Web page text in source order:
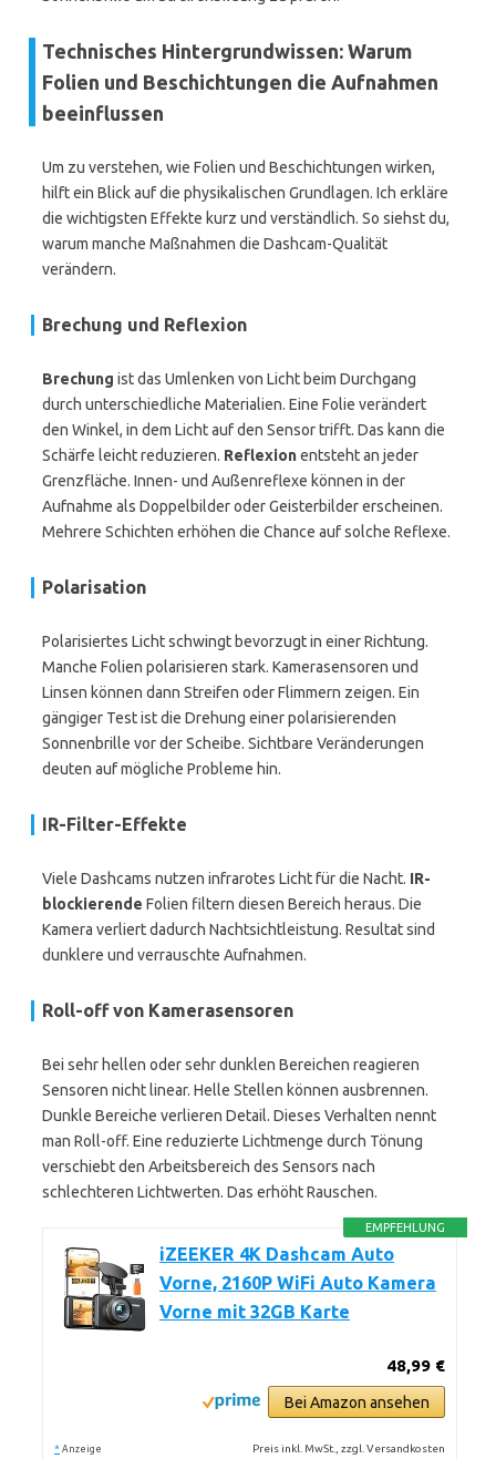
Technisches Hintergrundwissen: Warum
Folien und Beschichtungen die Aufnahmen
beeinflussen
Um zu verstehen, wie Folien und Beschichtungen wirken,
hilft ein Blick auf die physikalischen Grundlagen. Ich erkläre
die wichtigsten Effekte kurz und verständlich. So siehst du,
warum manche Maßnahmen die Dashcam-Qualität
verändern.
Brechung und Reflexion
Brechung ist das Umlenken von Licht beim Durchgang
durch unterschiedliche Materialien. Eine Folie verändert
den Winkel, in dem Licht auf den Sensor trifft. Das kann die
Schärfe leicht reduzieren. Reflexionentsteht an jeder
Grenzfläche. Innen- und Außenreflexe können in der
Aufnahme als Doppelbilder oder Geisterbilder erscheinen.
Mehrere Schichten erhöhen die Chance auf solche Reflexe.
Polarisation
Polarisiertes Licht schwingt bevorzugt in einer Richtung.
Manche Folien polarisieren stark. Kamerasensoren und
Linsen können dann Streifen oder Flimmern zeigen. Ein
gängiger Test ist die Drehung einer polarisierenden
Sonnenbrille vor der Scheibe. Sichtbare Veränderungen
deuten auf mögliche Probleme hin.
IR-Filter-Effekte
Viele Dashcams nutzen infrarotes Licht für die Nacht. IR-
blockierende Folien filtern diesen Bereich heraus. Die
Kamera verliert dadurch Nachtsichtleistung. Resultat sind
dunklere und verrauschte Aufnahmen.
Roll-off von Kamerasensoren
Bei sehr hellen oder sehr dunklen Bereichen reagieren
Sensoren nicht linear. Helle Stellen können ausbrennen.
Dunkle Bereiche verlieren Detail. Dieses Verhalten nennt
man Roll-off. Eine reduzierte Lichtmenge durch Tönung
verschiebt den Arbeitsbereich des Sensors nach
schlechteren Lichtwerten. Das erhöht Rauschen.
EMPFEHLUNG
iZEEKER 4K Dashcam Auto
Vorne, 2160P WiFi Auto Kamera
Vorne mit 32GB Karte
48,99 €
Bei Amazon ansehen
* Anzeige Preis inkl. MwSt., zzgl. Versandkosten